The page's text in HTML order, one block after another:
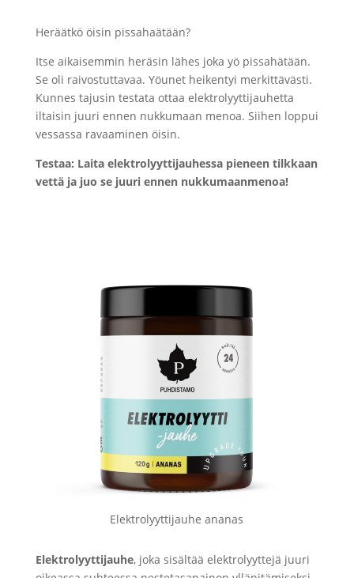
Heräätkö öisin pissahaätään?
Itse aikaisemmin heräsin lähes joka yö pissahätään.
Se oli raivostuttavaa. Yöunet heikentyi merkittävästi.
Kunnes tajusin testata ottaa elektrolyyttijauhetta
iltaisin juuri ennen nukkumaan menoa. Siihen loppui
vessassa ravaaminen öisin.
Testaa: Laita elektrolyyttijauhessa pieneen tilkkaan
vettä ja juo se juuri ennen nukkumaanmenoa!
Elektrolyyttijauhe ananas
Elektrolyyttijauhe, joka sisältää elektrolyyttejä juuri